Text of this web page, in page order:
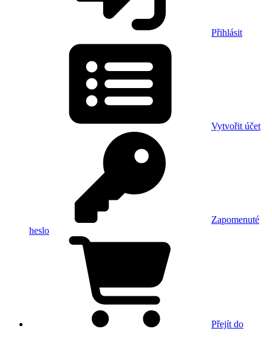
Přihlásit
Vytvořit účet
Zapomenuté
heslo
Přejít do